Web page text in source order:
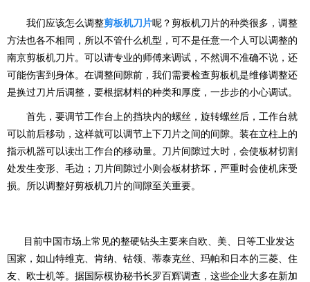
我们应该怎么调整剪板机刀片呢？剪板机刀片的种类很多，调整
方法也各不相同，所以不管什么机型，可不是任意一个人可以调整的
南京剪板机刀片。可以请专业的师傅来调试，不然调不准确不说，还
可能伤害到身体。在调整间隙前，我们需要检查剪板机是维修调整还
是换过刀片后调整，要根据材料的种类和厚度，一步步的小心调试。
首先，要调节工作台上的挡块内的螺丝，旋转螺丝后，工作台就
可以前后移动，这样就可以调节上下刀片之间的间隙。装在立柱上的
指示机器可以读出工作台的移动量。刀片间隙过大时，会使板材切割
处发生变形、毛边；刀片间隙过小则会板材挤坏，严重时会使机床受
损。所以调整好剪板机刀片的间隙至关重要。
目前中国市场上常见的整硬钻头主要来自欧、美、日等工业发达
国家，如山特维克、肯纳、钴领、蒂泰克丝、玛帕和日本的三菱、住
友、欧士机等。据国际模协秘书长罗百辉调查，这些企业大多在新加